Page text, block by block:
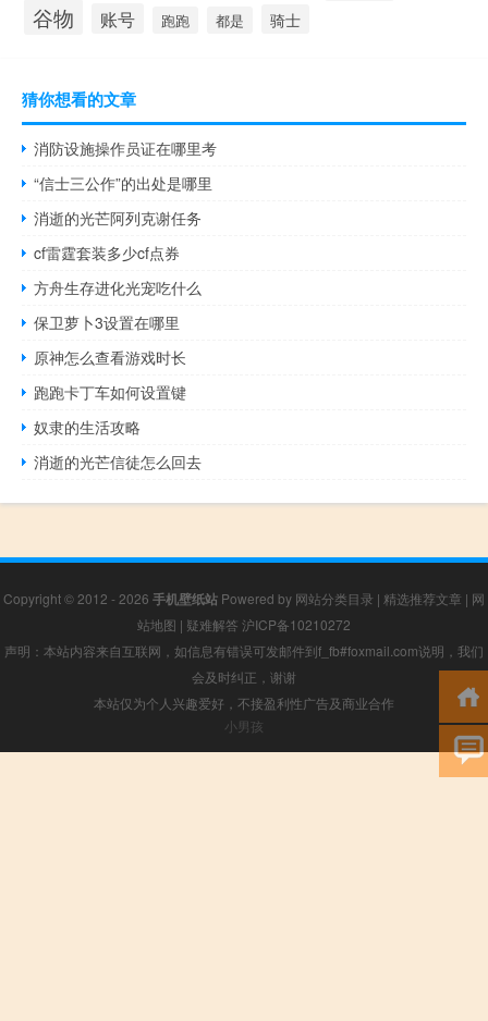
谷物 账号 跑跑 都是 骑士
猜你想看的文章
消防设施操作员证在哪里考
“信士三公作”的出处是哪里
消逝的光芒阿列克谢任务
cf雷霆套装多少cf点券
方舟生存进化光宠吃什么
保卫萝卜3设置在哪里
原神怎么查看游戏时长
跑跑卡丁车如何设置键
奴隶的生活攻略
消逝的光芒信徒怎么回去
Copyright © 2012 - 2026 手机壁纸站 Powered by 网站分类目录 | 精选推荐文章 | 网
站地图 | 疑难解答 沪ICP备10210272
声明：本站内容来自互联网，如信息有错误可发邮件到f_fb#foxmail.com说明，我们
会及时纠正，谢谢
本站仅为个人兴趣爱好，不接盈利性广告及商业合作
小男孩